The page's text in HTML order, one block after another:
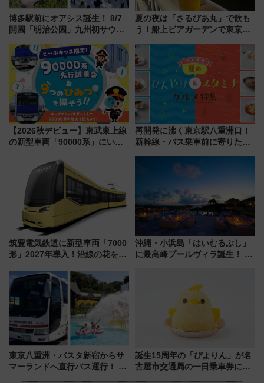
博多駅前にオアシス誕生！ 8/7
開園「明治公園」九州初サウナ
品グルメ登場で駅前の過ごし方
はどう変わる？
夏の夜は「さるびあ丸」で飲も
う！船上ビアガーデンで東京湾
杯……工場直送生ビールや島グ
ルメが美味い
【2026秋デビュー】東武東上線
の新型車両「90000系」にいち
向け先行試乗会でキッズアンバ
サダーになろう
再開発に沸く東京駅八重洲口！
新幹線・バス乗車前に寄りたい
やり＆スタミナグルメ」6選【新
筑豊電気鉄道に新型車両「7000
形」2027年導入！沿線の花をイ
内は落ち着いたゆとりある空間
に
沖縄・小浜島「はいむるぶし」
に最高峰プールヴィラ誕生！ 石
東京八重洲・バスタ新宿からサ
マーランドへ直行バス運行！ お
誕生15周年の「ぴよりん」が名
古屋市交通局の一日乗車券に！